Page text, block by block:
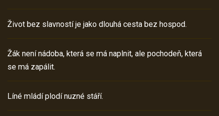
Život bez slavností je jako dlouhá cesta bez hospod.
Žák není nádoba, která se má naplnit, ale pochodeň, která
se má zapálit.
Líné mládí plodí nuzné stáří.